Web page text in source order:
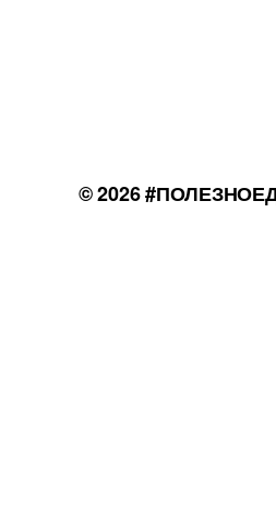
© 2026